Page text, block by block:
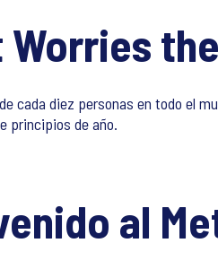
Worries
cada diez personas en todo el
principios de año.
al